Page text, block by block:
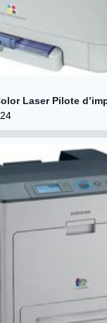
Laser Pilote